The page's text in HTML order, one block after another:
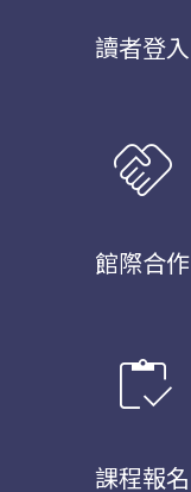
讀者登入
handshake
館際合作
inventory
課程報名